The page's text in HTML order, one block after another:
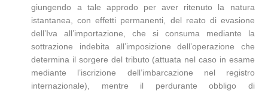
giungendo a tale approdo per aver ritenuto la natura
istantanea, con effetti permanenti, del reato di evasione
dell’Iva all’importazione, che si consuma mediante la
sottrazione indebita all’imposizione dell’operazione che
determina il sorgere del tributo (attuata nel caso in esame
mediante l’iscrizione dell’imbarcazione nel registro
internazionale), mentre il perdurante obbligo di